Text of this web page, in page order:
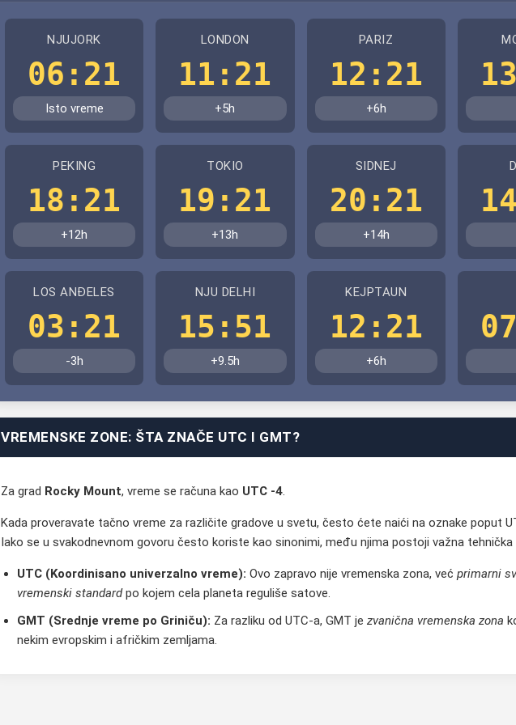
NJUJORK
06:21
Isto vreme
LONDON
11:21
+5h
PARIZ
12:21
+6h
PEKING
18:21
+12h
TOKIO
19:21
+13h
SIDNEJ
20:21
+14h
LOS ANĐELES
03:21
-3h
NJU DELHI
15:51
+9.5h
KEJPTAUN
12:21
+6h
VREMENSKE ZONE: ŠTA ZNAČE UTC I GMT?
Za grad Rocky Mount, vreme se računa kao UTC -4.
Kada proveravate tačno vreme za različite gradove u svetu, često ćete naići na oznake poput
Iako se u svakodnevnom govoru često koriste kao sinonimi, među njima postoji važna tehnička
UTC (Koordinisano univerzalno vreme): Ovo zapravo nije vremenska zona, već primarni
vremenski standardpo kojem cela planeta reguliše satove.
GMT (Srednje vreme po Griniču): Za razliku od UTC-a, GMT je zvanična vremenska zona
nekim evropskim i afričkim zemljama.